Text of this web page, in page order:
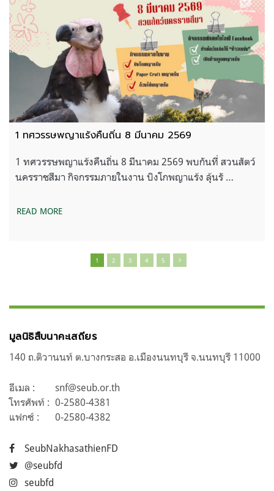
1 ทศวรรษพญาแร้งคืนถิ่น 8 มีนาคม 2569
1 ทศวรรษพญาแร้งคืนถิ่น 8 มีนาคม 2569 พบกันที่ สวนสัตว์
นครราชสีมา กิจกรรมภายในงาน บิงโกพญาแร้ง ลุ้นรั …
READ MORE
1 2 3 4 5
มูลนิธิสืบนาคะเสถียร
140 ถ.ติวานนท์ ต.บางกระสอ อ.เมืองนนทบุรี จ.นนทบุรี 11000
อีเมล :
snf@seub.or.th
โทรศัพท์ : 0-2580-4381
แฟกซ์ :
0-2580-4382
SeubNakhasathienFD
@seubfd
seubfd